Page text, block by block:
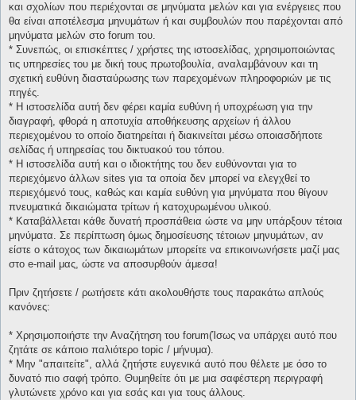
και σχολίων που περιέχονται σε μηνύματα μελών και για ενέργειες που
θα είναι αποτέλεσμα μηνυμάτων ή και συμβουλών που παρέχονται από
μηνύματα μελών στο forum του.
* Συνεπώς, οι επισκέπτες / χρήστες της ιστοσελίδας, χρησιμοποιώντας
τις υπηρεσίες του με δική τους πρωτοβουλία, αναλαμβάνουν και τη
σχετική ευθύνη διασταύρωσης των παρεχομένων πληροφοριών με τις
πηγές.
* H ιστοσελίδα αυτή δεν φέρει καμία ευθύνη ή υποχρέωση για την
διαγραφή, φθορά η αποτυχία αποθήκευσης αρχείων ή άλλου
περιεχομένου το οποίο διατηρείται ή διακινείται μέσω οποιασδήποτε
σελίδας ή υπηρεσίας του δικτυακού του τόπου.
* H ιστοσελίδα αυτή και ο ιδιοκτήτης του δεν ευθύνονται για το
περιεχόμενο άλλων sites για τα οποία δεν μπορεί να ελεγχθεί το
περιεχόμενό τους, καθώς και καμία ευθύνη για μηνύματα που θίγουν
πνευματικά δικαιώματα τρίτων ή κατοχυρωμένου υλικού.
* Καταβάλλεται κάθε δυνατή προσπάθεια ώστε να μην υπάρξουν τέτοια
μηνύματα. Σε περίπτωση όμως δημοσίευσης τέτοιων μηνυμάτων, αν
είστε ο κάτοχος των δικαιωμάτων μπορείτε να επικοινωνήσετε μαζί μας
στο e-mail μας, ώστε να αποσυρθούν άμεσα!
Πριν ζητήσετε / ρωτήσετε κάτι ακολουθήστε τους παρακάτω απλούς
κανόνες:
* Χρησιμοποιήστε την Αναζήτηση του forum(Ίσως να υπάρχει αυτό που
ζητάτε σε κάποιο παλιότερο topic / μήνυμα).
* Μην "απαιτείτε", αλλά ζητήστε ευγενικά αυτό που θέλετε με όσο το
δυνατό πιο σαφή τρόπο. Θυμηθείτε ότι με μια σαφέστερη περιγραφή
γλυτώνετε χρόνο και για εσάς και για τους άλλους.